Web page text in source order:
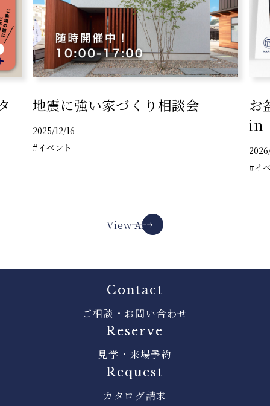
地震に強い家づくり相談会
2025/12/16
#イベント
お
in
#イ
View All
Contact
ご相談・お問い合わせ
Reserve
見学・来場予約
Request
カタログ請求